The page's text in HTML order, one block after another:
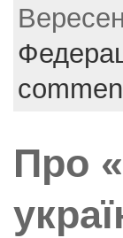
c
e
b
k
itt
er
Про